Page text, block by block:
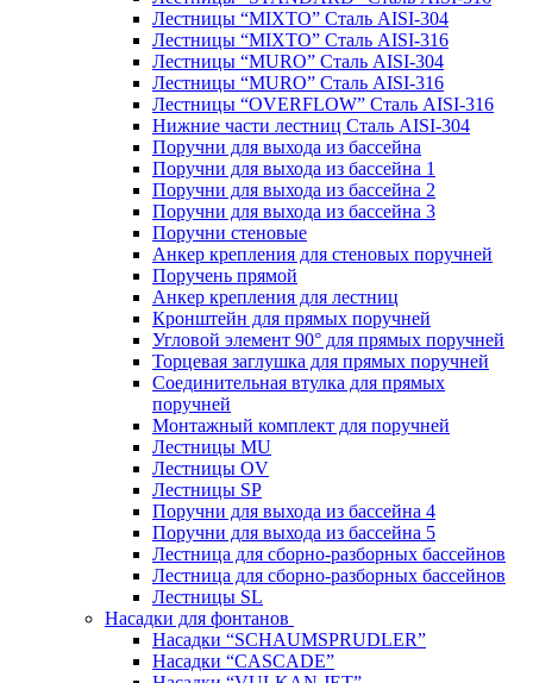
Лестницы “MIXTO” Сталь AISI-304
Лестницы “MIXTO” Сталь AISI-316
Лестницы “MURO” Сталь AISI-304
Лестницы “MURO” Сталь AISI-316
Лестницы “OVERFLOW” Сталь AISI-316
Нижние части лестниц Сталь AISI-304
Поручни для выхода из бассейна
Поручни для выхода из бассейна 1
Поручни для выхода из бассейна 2
Поручни для выхода из бассейна 3
Поручни стеновые
Анкер крепления для стеновых поручней
Поручень прямой
Анкер крепления для лестниц
Кронштейн для прямых поручней
Угловой элемент 90° для прямых поручней
Торцевая заглушка для прямых поручней
Соединительная втулка для прямых
поручней
Монтажный комплект для поручней
Лестницы MU
Лестницы OV
Лестницы SP
Поручни для выхода из бассейна 4
Поручни для выхода из бассейна 5
Лестница для сборно-разборных бассейнов
Лестница для сборно-разборных бассейнов
Лестницы SL
Насадки для фонтанов
Насадки “SCHAUMSPRUDLER”
Насадки “CASCADE”